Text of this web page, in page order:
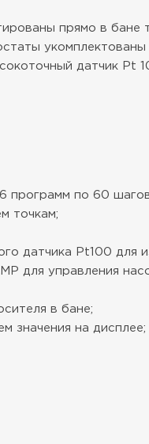
прямо в бане
датчик Pt
программ по 60
точкам;
датчика Pt100 для
для управления
в бане;
значения на дисплее;